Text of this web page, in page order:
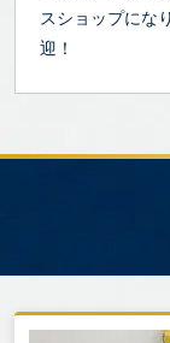
スショップにな
迎！